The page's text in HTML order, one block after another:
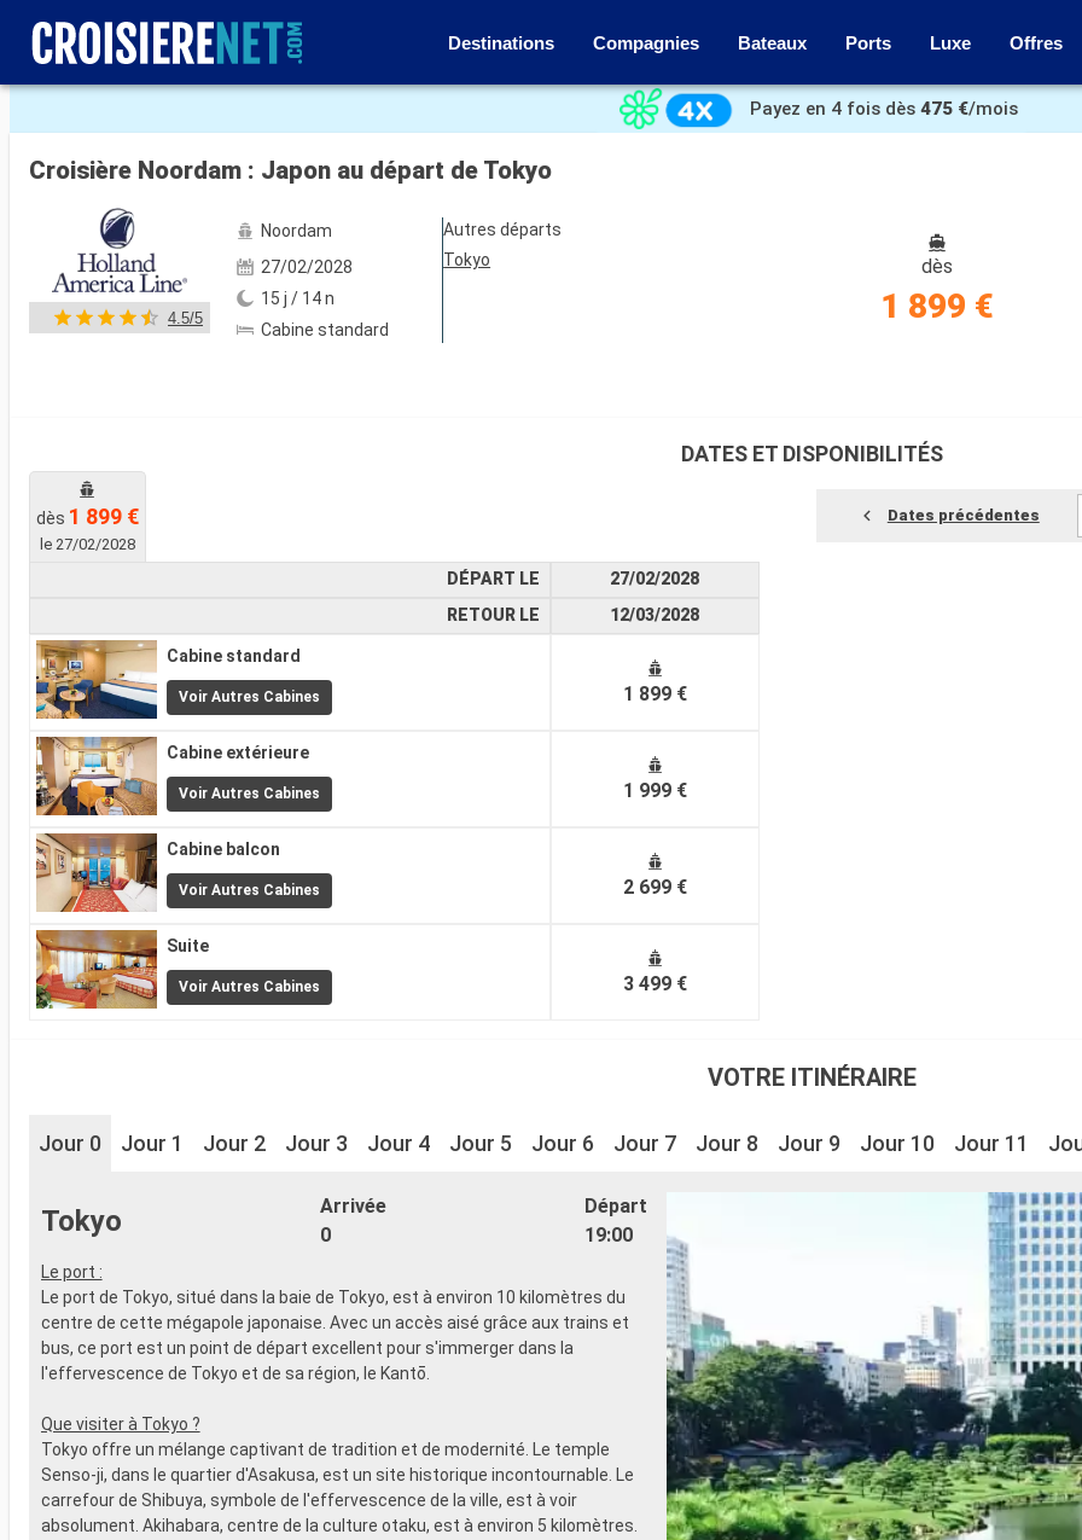
Destinations Compagnies Bateaux Ports Luxe Offres
Voir les 27 autres photos
Payez en 4 fois dès 475 €/mois
Croisière Noordam : Japon au départ de Tokyo
4.5/5
Noordam
27/02/2028
15 j / 14 n
Cabine standard
Autres départs
Tokyo
dès
1 899 €
DATES ET DISPONIBILITÉS
dès 1 899 €
le 27/02/2028
Dates précédentes
DÉPART LE
RETOUR LE
Cabine standard
Voir Autres Cabines
Cabine extérieure
Voir Autres Cabines
Cabine balcon
Voir Autres Cabines
Suite
Voir Autres Cabines
27/02/2028
12/03/2028
1 899 €
1 999 €
2 699 €
3 499 €
VOTRE ITINÉRAIRE
Jour 0 Jour 1 Jour 2 Jour 3 Jour 4 Jour 5 Jour 6 Jour 7 Jour 8 Jour 9 Jour 10 Jour 11
Tokyo
Arrivée
0
Départ
19:00
Le port :
Le port de Tokyo, situé dans la baie de Tokyo, est à environ 10 kilomètres du
centre de cette mégapole japonaise. Avec un accès aisé grâce aux trains et
bus, ce port est un point de départ excellent pour s'immerger dans la
l'effervescence de Tokyo et de sa région, le Kantō.
Que visiter à Tokyo ?
Tokyo offre un mélange captivant de tradition et de modernité. Le temple
Senso-ji, dans le quartier d'Asakusa, est un site historique incontournable. Le
carrefour de Shibuya, symbole de l'effervescence de la ville, est à voir
absolument. Akihabara, centre de la culture otaku, est à environ 5 kilomètres.